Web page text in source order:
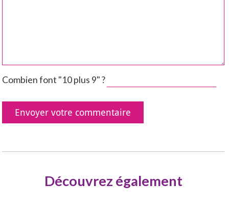
Combien font "10 plus 9" ?
Découvrez également